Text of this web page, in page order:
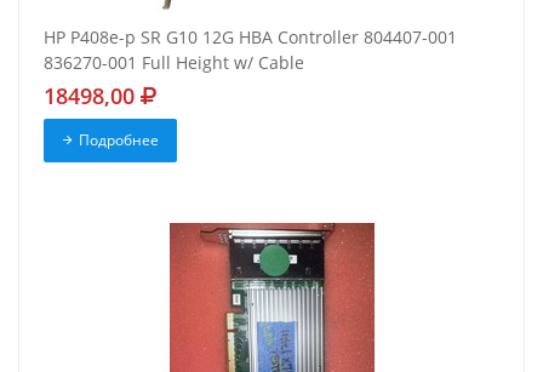
HP P408e-p SR G10 12G HBA Controller 804407-001
836270-001 Full Height w/ Cable
18498,00
Подробнее